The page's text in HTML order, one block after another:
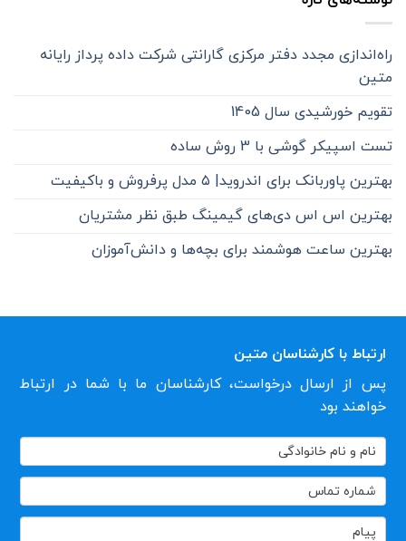
راه‌اندازی مجدد دفتر مرکزی گارانتی شرکت داده پرداز رایانه
متین
تقویم خورشیدی سال 1405
تست اسپیکر گوشی با 3 روش ساده
بهترین پاوربانک برای اندروید| ۵ مدل پرفروش و باکیفیت
بهترین اس اس دی‌های گیمینگ طبق نظر مشتریان
بهترین ساعت هوشمند برای بچه‌ها و دانش‌آموزان
ارتباط با کارشناسان متین
پس از ارسال درخواست، کارشناسان ما با شما در ارتباط
خواهند بود
تماس
با